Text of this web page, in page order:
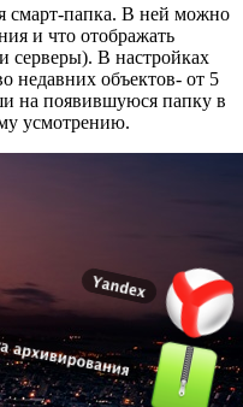
смарт-папка. В ней можно
и что отображать
серверы). В настройках
недавних объектов- от 5
на появившуюся папку в
усмотрению.